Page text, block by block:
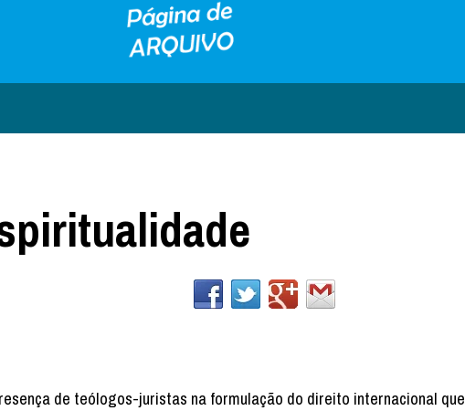
de teólogos-juristas na formulação do direito internacional que